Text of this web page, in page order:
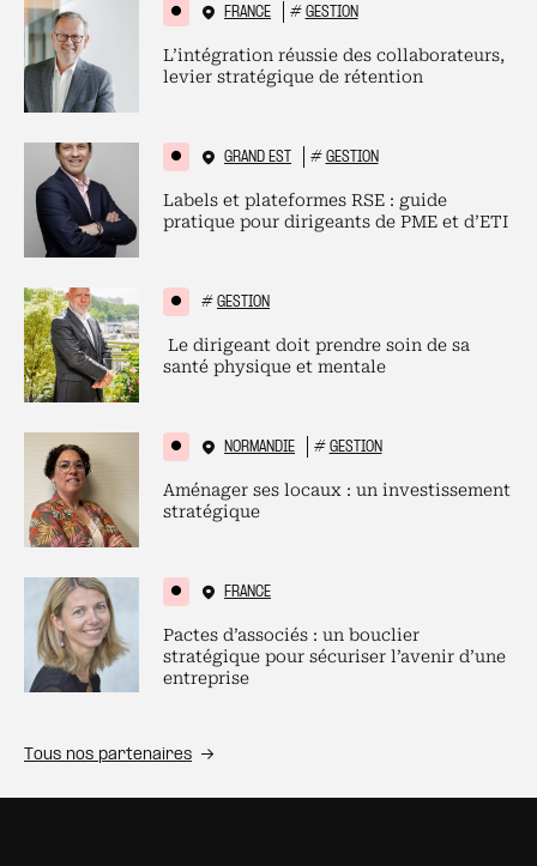
FRANCE # GESTION
L’intégration réussie des collaborateurs,
levier stratégique de rétention
GRAND EST # GESTION
Labels et plateformes RSE : guide
pratique pour dirigeants de PME et d’ETI
# GESTION
Le dirigeant doit prendre soin de sa
santé physique et mentale
NORMANDIE # GESTION
Aménager ses locaux : un investissement
stratégique
FRANCE
Pactes d’associés : un bouclier
stratégique pour sécuriser l’avenir d’une
entreprise
Tous nos partenaires